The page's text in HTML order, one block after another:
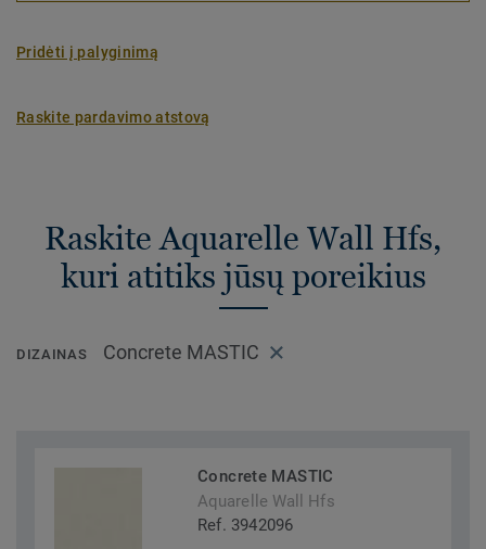
Pridėti į palyginimą
Raskite pardavimo atstovą
Raskite Aquarelle Wall Hfs,
kuri atitiks jūsų poreikius
DIZAINAS Concrete MASTIC
Concrete MASTIC
Aquarelle Wall Hfs
Ref. 3942096